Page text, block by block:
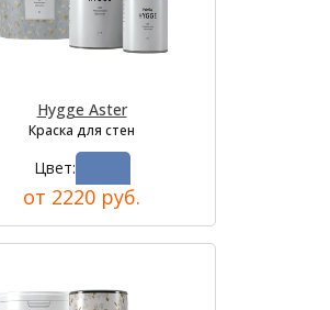
Hygge Aster
Краска для стен
Цвет:
от 2220 руб.